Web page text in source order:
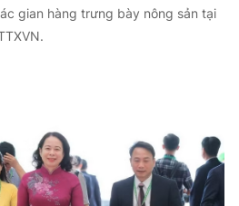
gian hàng trưng bày nông sản tại